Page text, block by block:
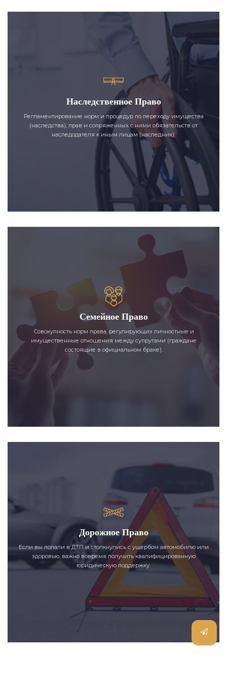
Наследственное Право
Регламентирование норм и процедур по переходу имущества
(наследства), прав и сопряженных с ними обязательств от
наследодателя к иным лицам (наследник).
Семейное Право
Совокупность норм права, регулирующих личностные и
имущественные отношения между супругами (граждане
состоящие в официальном браке).
Дорожное Право
Если вы попали в ДТП и столкнулись с ущербом автомобилю или
здоровью, важно вовремя получить квалифицированную
юридическую поддержку.